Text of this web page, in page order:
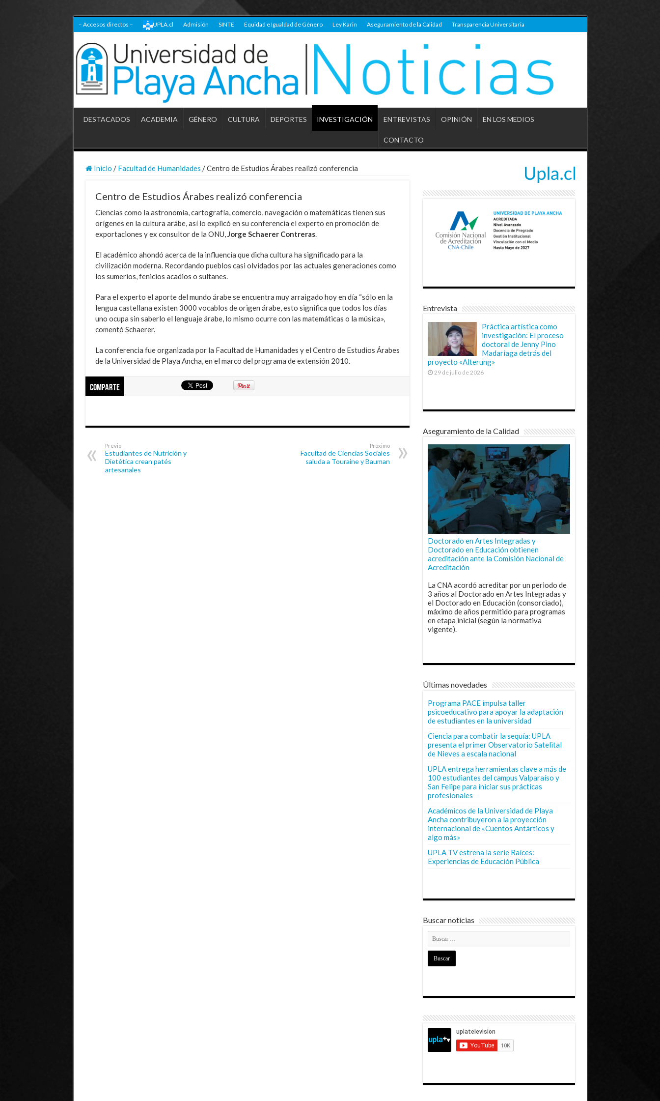
– Accesos directos – UPLA.cl Admisión SINTE Equidad e Igualdad de Género Ley Karin Aseguramiento de la Calidad Transparencia Universitaria
DESTACADOS ACADEMIA GÉNERO CULTURA DEPORTES INVESTIGACIÓN ENTREVISTAS OPINIÓN EN LOS MEDIOS
CONTACTO
Inicio / Facultad de Humanidades /Centro de Estudios Árabes realizó conferencia
Centro de Estudios Árabes realizó conferencia
Ciencias como la astronomía, cartografía, comercio, navegación o matemáticas tienen sus
orígenes en la cultura arábe, así lo explicó en su conferencia el experto en promoción de
exportaciones y ex consultor de la ONU, Jorge Schaerer Contreras.
El académico ahondó acerca de la influencia que dicha cultura ha significado para la
civilización moderna. Recordando pueblos casi olvidados por las actuales generaciones como
los sumerios, fenicios acadios o sultanes.
Para el experto el aporte del mundo árabe se encuentra muy arraigado hoy en día “sólo en la
lengua castellana existen 3000 vocablos de origen árabe, esto significa que todos los días
uno ocupa sin saberlo el lenguaje árabe, lo mismo ocurre con las matemáticas o la música»,
comentó Schaerer.
La conferencia fue organizada por la Facultad de Humanidades y el Centro de Estudios Árabes
de la Universidad de Playa Ancha, en el marco del programa de extensión 2010.
Comparte
Previo
Estudiantes de Nutrición y
Dietética crean patés
artesanales
Próximo
Facultad de Ciencias Sociales
saluda a Touraine y Bauman
Entrevista
Práctica artística como
investigación: El proceso
doctoral de Jenny Pino
Madariaga detrás del
proyecto «Alterung»
29 de julio de 2026
Aseguramiento de la Calidad
Doctorado en Artes Integradas y
Doctorado en Educación obtienen
acreditación ante la Comisión Nacional de
Acreditación
La CNA acordó acreditar por un periodo de
3 años al Doctorado en Artes Integradas y
el Doctorado en Educación (consorciado),
máximo de años permitido para programas
en etapa inicial (según la normativa
vigente).
Últimas novedades
Programa PACE impulsa taller
psicoeducativo para apoyar la adaptación
de estudiantes en la universidad
Ciencia para combatir la sequía: UPLA
presenta el primer Observatorio Satelital
de Nieves a escala nacional
UPLA entrega herramientas clave a más de
100 estudiantes del campus Valparaíso y
San Felipe para iniciar sus prácticas
profesionales
Académicos de la Universidad de Playa
Ancha contribuyeron a la proyección
internacional de «Cuentos Antárticos y
algo más»
UPLA TV estrena la serie Raíces:
Experiencias de Educación Pública
Buscar noticias